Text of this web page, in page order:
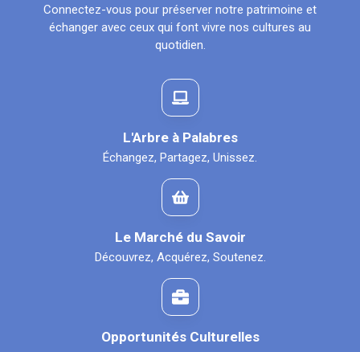
Connectez-vous pour préserver notre patrimoine et
échanger avec ceux qui font vivre nos cultures au
quotidien.
L'Arbre à Palabres
Échangez, Partagez, Unissez.
Le Marché du Savoir
Découvrez, Acquérez, Soutenez.
Opportunités Culturelles